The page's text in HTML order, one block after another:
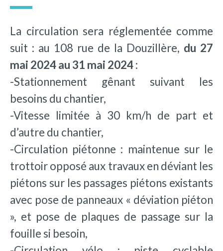
La circulation sera réglementée comme
suit : au 108 rue de la Douzillère, du 27
mai 2024 au 31 mai 2024 :
-Stationnement gênant suivant les
besoins du chantier,
-Vitesse limitée à 30 km/h de part et
d’autre du chantier,
-Circulation piétonne : maintenue sur le
trottoir opposé aux travaux en déviant les
piétons sur les passages piétons existants
avec pose de panneaux « déviation piéton
», et pose de plaques de passage sur la
fouille si besoin,